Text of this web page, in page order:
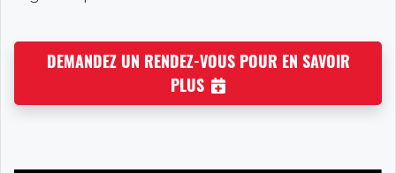
DEMANDEZ UN RENDEZ-VOUS POUR EN SAVOIR
PLUS